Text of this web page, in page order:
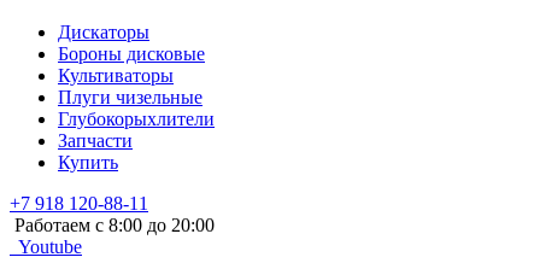
Дискаторы
Бороны дисковые
Культиваторы
Плуги чизельные
Глубокорыхлители
Запчасти
Купить
+7 918 120-88-11
Работаем c 8:00 до 20:00
Youtube